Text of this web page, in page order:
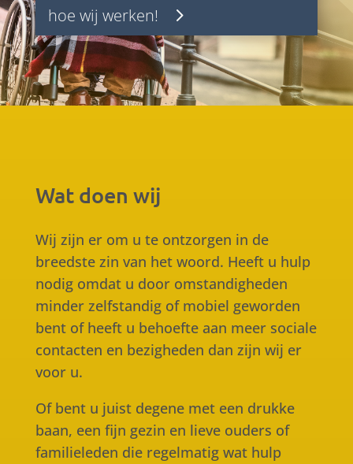
hoe wij werken!
Wat doen wij
Wij zijn er om u te ontzorgen in de
breedste zin van het woord. Heeft u hulp
nodig omdat u door omstandigheden
minder zelfstandig of mobiel geworden
bent of heeft u behoefte aan meer sociale
contacten en bezigheden dan zijn wij er
voor u.
Of bent u juist degene met een drukke
baan, een fijn gezin en lieve ouders of
familieleden die regelmatig wat hulp